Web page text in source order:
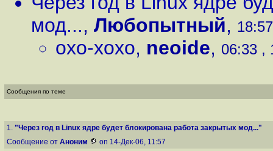
мод..., Любопытный,
охо-хохо, neoide, 06:33 ,
Сообщения по теме
1. "Через год в Linux ядре будет блокирована работа закрытых мод..."
Сообщение от Аноним on 14-Дек-06, 11:57